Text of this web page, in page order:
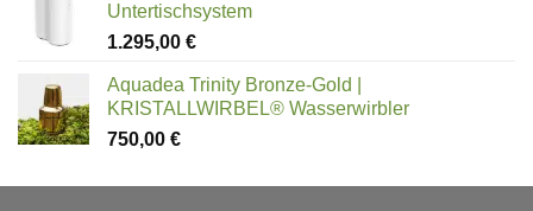
Untertischsystem
1.295,00 €
Aquadea Trinity Bronze-Gold |
KRISTALLWIRBEL® Wasserwirbler
750,00 €